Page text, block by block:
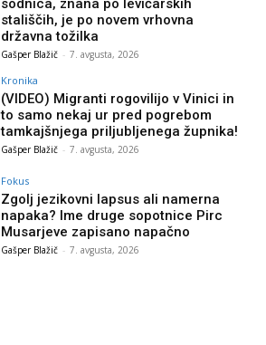
sodnica, znana po levičarskih
stališčih, je po novem vrhovna
državna tožilka
Gašper Blažič - 7. avgusta, 2026
Kronika
(VIDEO) Migranti rogovilijo v Vinici in
to samo nekaj ur pred pogrebom
tamkajšnjega priljubljenega župnika!
Gašper Blažič - 7. avgusta, 2026
Fokus
Zgolj jezikovni lapsus ali namerna
napaka? Ime druge sopotnice Pirc
Musarjeve zapisano napačno
Gašper Blažič - 7. avgusta, 2026